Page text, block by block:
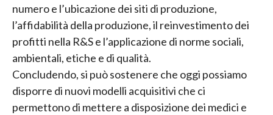
numero e l’ubicazione dei siti di produzione,
l’affidabilità della produzione, il reinvestimento dei
profitti nella R&S e l’applicazione di norme sociali,
ambientali, etiche e di qualità.
Concludendo, si può sostenere che oggi possiamo
disporre di nuovi modelli acquisitivi che ci
permettono di mettere a disposizione dei medici e